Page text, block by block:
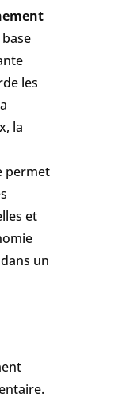
les
la
permet
et
un